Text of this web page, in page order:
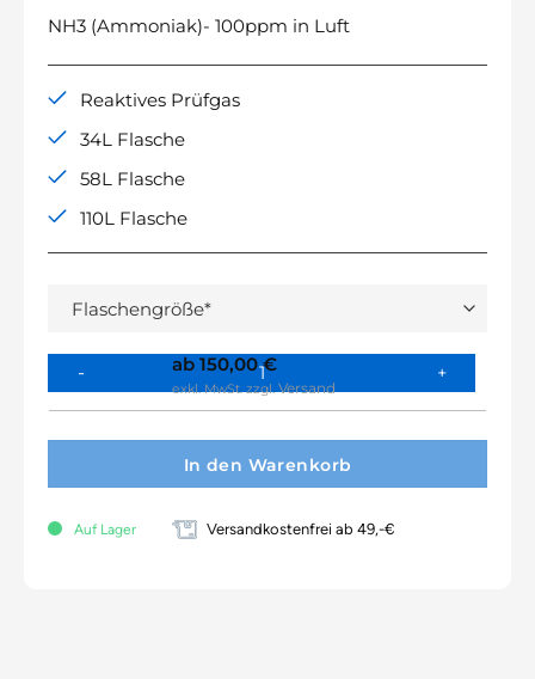
NH3 (Ammoniak)- 100ppm in Luft
Reaktives Prüfgas
34L Flasche
58L Flasche
110L Flasche
ab 150,00€
exkl. MwSt. zzgl.Versand
In den Warenkorb
Auf Lager Versandkostenfrei ab 49,-€